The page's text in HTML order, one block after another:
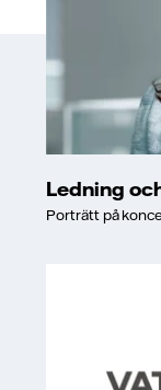
Ledning
Porträtt på